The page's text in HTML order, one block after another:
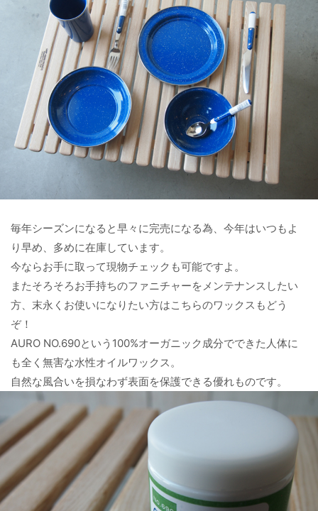
毎年シーズンになると早々に完売になる為、今年はいつもよ
り早め、多めに在庫しています。
今ならお手に取って現物チェックも可能ですよ。
またそろそろお手持ちのファニチャーをメンテナンスしたい
方、末永くお使いになりたい方はこちらのワックスもどう
ぞ！
AURO NO.690という100%オーガニック成分でできた人体に
も全く無害な水性オイルワックス。
自然な風合いを損なわず表面を保護できる優れものです。